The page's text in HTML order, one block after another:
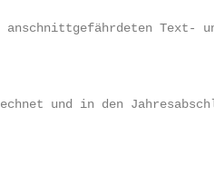
Text-
und in den